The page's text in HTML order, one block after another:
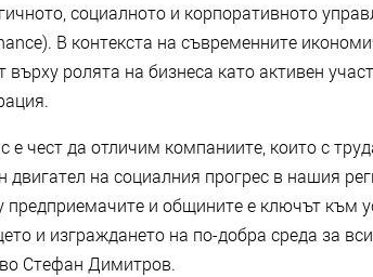
социалното и корпоративното
В контекста на съвременните
върху ролята на бизнеса като активен
е чест да отличим компаниите, които с
двигател на социалния прогрес в нашия
предприемачите и общините е ключът към
и изграждането на по-добра среда за
Стефан Димитров.